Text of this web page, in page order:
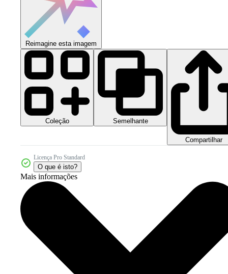
Reimagine esta imagem
Coleção Semelhante
Compartilhar
Licença Pro Standard
O que é isto?
Mais informações